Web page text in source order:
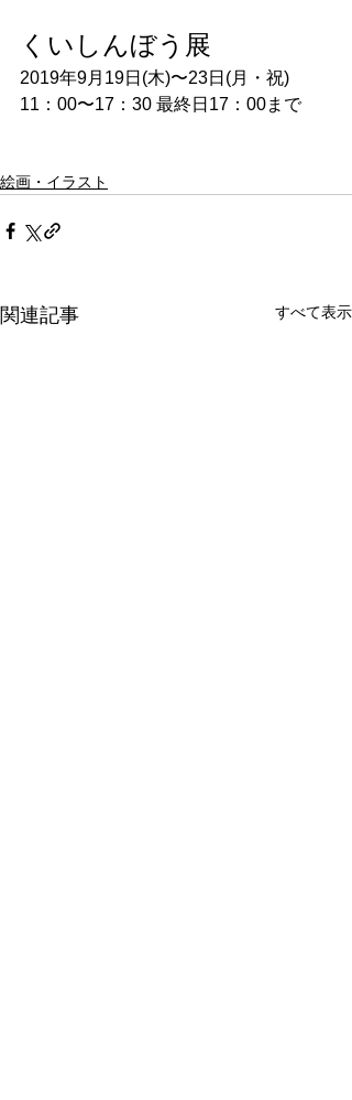
くいしんぼう展
2019年9月19日(木)〜23日(月・祝)
11：00〜17：30 最終日17：00まで
絵画・イラスト
関連記事 すべて表示